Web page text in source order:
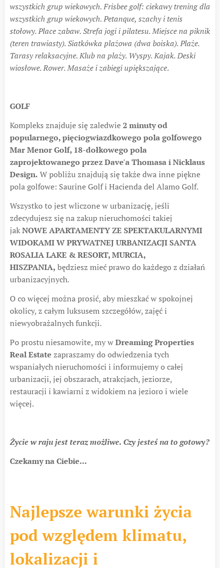
wszystkich grup wiekowych. Frisbee golf: ciekawy trening dla
wszystkich grup wiekowych. Petanque, szachy i tenis
stołowy. Place zabaw. Strefa jogi i pilatesu. Miejsce na piknik
(teren trawiasty). Siatkówka plażowa (dwa boiska). Plaże.
Tarasy relaksacyjne. Klub na plaży. Wyspy. Kajak. Deski
wiosłowe. Rower. Masaże i zabiegi upiększające.
GOLF
Kompleks znajduje się zaledwie2 minuty od
popularnego, pięciogwiazdkowego pola golfowego
Mar Menor Golf, 18-dołkowego pola
zaprojektowanego przez Dave'a Thomasa i Nicklaus
Design. W pobliżu znajdują się także dwa inne piękne
pola golfowe: Saurine Golf i Hacienda del Alamo Golf.
Wszystko to jest wliczone w urbanizację, jeśli
zdecydujesz się na zakup nieruchomości takiej
jakNOWE APARTAMENTY ZE SPEKTAKULARNYMI
WIDOKAMI W PRYWATNEJ URBANIZACJI SANTA
ROSALIA LAKE & RESORT, MURCIA,
HISZPANIA, będziesz mieć prawo do każdego z działań
urbanizacyjnych.
O co więcej można prosić, aby mieszkać w spokojnej
okolicy, z całym luksusem szczegółów, zajęć i
niewyobrażalnych funkcji.
Po prostu niesamowite, my wDreaming Properties
Real Estate zapraszamy do odwiedzenia tych
wspaniałych nieruchomości i informujemy o całej
urbanizacji, jej obszarach, atrakcjach, jeziorze,
restauracji i kawiarni z widokiem na jezioro i wiele
więcej.
Życie w raju jest teraz możliwe. Czy jesteś na to gotowy?
Czekamy na Ciebie...
Najlepsze warunki życia
pod względem klimatu,
lokalizacji i